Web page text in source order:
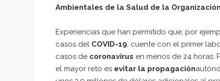
Ambientales de la Salud de la
Experiencias que han permitido que, por
casos del COVID-19, cuente con el primer
casos de coronavirus en menos de 24 horas.
el mayor reto es evitar la propagación